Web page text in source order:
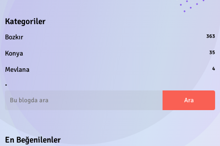
Kategoriler
Bozkır 363
Konya 35
Mevlana 4
.
En Beğenilenler